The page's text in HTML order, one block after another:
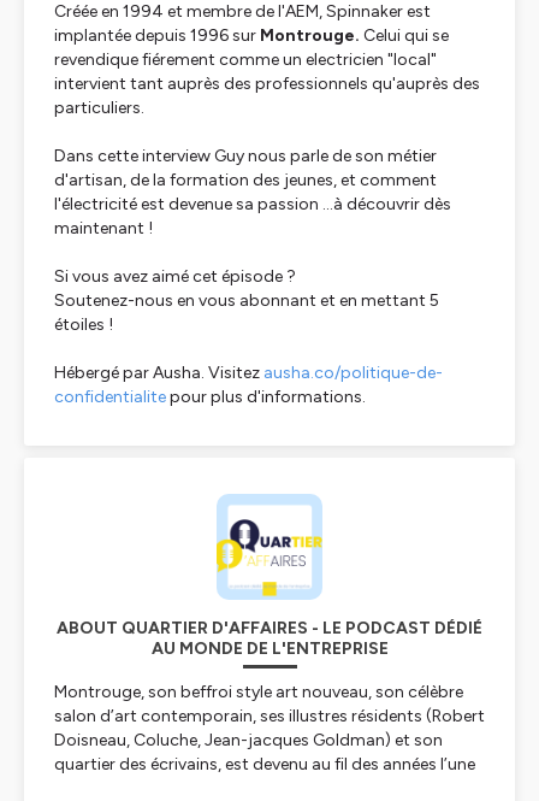
Créée en 1994 et membre de l'AEM, Spinnaker est
implantée depuis 1996 sur Montrouge. Celui qui se
revendique fiérement comme un electricien "local"
intervient tant auprès des professionnels qu'auprès des
particuliers.
Dans cette interview Guy nous parle de son métier
d'artisan, de la formation des jeunes, et comment
l'électricité est devenue sa passion ...à découvrir dès
maintenant !
Si vous avez aimé cet épisode ?
Soutenez-nous en vous abonnant et en mettant 5
étoiles !
Hébergé par Ausha. Visitez ausha.co/politique-de-
confidentialitepour plus d'informations.
ABOUT QUARTIER D'AFFAIRES - LE PODCAST DÉDIÉ
AU MONDE DE L'ENTREPRISE
Montrouge, son beffroi style art nouveau, son célèbre
salon d’art contemporain, ses illustres résidents (Robert
Doisneau, Coluche, Jean-jacques Goldman) et son
quartier des écrivains, est devenu au fil des années l’une